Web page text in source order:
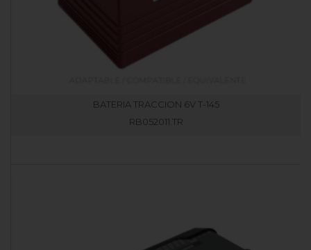
BATERIA TRACCION 6V T-145
RB052011.TR